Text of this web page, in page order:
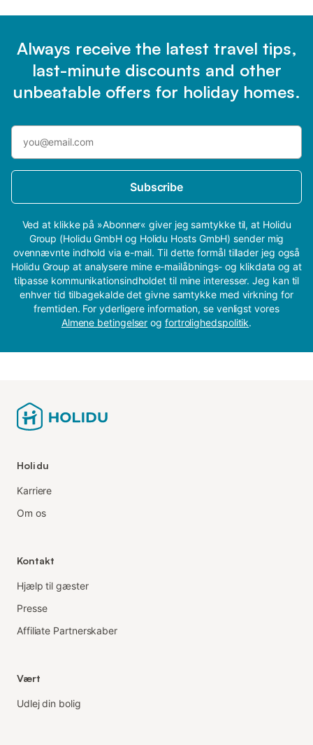
Always receive the latest travel tips,
last-minute discounts and other
unbeatable offers for holiday homes.
Subscribe
Ved at klikke på »Abonner« giver jeg samtykke til, at Holidu
Group (Holidu GmbH og Holidu Hosts GmbH) sender mig
ovennævnte indhold via e-mail. Til dette formål tillader jeg også
Holidu Group at analysere mine e-mailåbnings- og klikdata og at
tilpasse kommunikationsindholdet til mine interesser. Jeg kan til
enhver tid tilbagekalde det givne samtykke med virkning for
fremtiden. For yderligere information, se venligst vores
Almene betingelser og fortrolighedspolitik.
Holidu
Karriere
Om os
Kontakt
Hjælp til gæster
Presse
Affiliate Partnerskaber
Vært
Udlej din bolig